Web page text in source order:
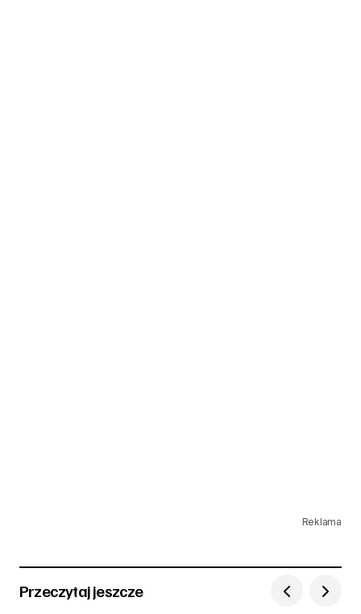
Reklama
Przeczytaj jeszcze